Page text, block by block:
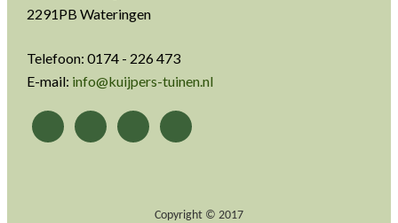
2291PB Wateringen
Telefoon: 0174 - 226 473
E-mail: info@kuijpers-tuinen.nl
Copyright © 2017